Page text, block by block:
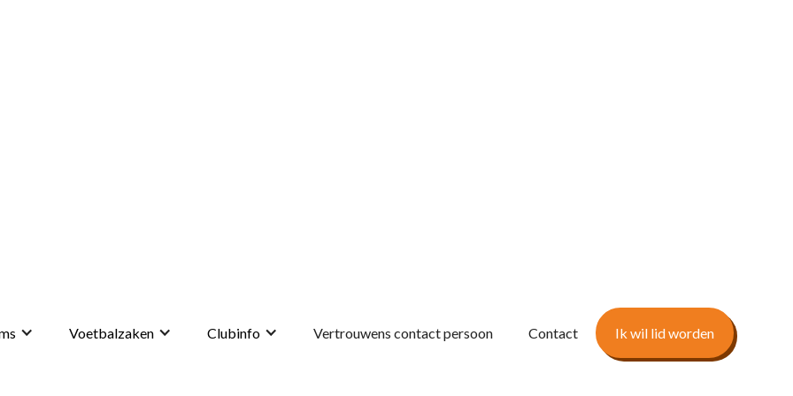
Voetbalzaken Clubinfo Vertrouwens contact persoon Contact Ik wil lid worden